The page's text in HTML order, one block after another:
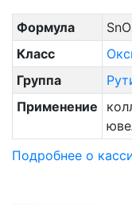
Формула
Класс
Группа
Применение
Подробнее о